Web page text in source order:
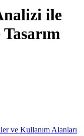
ile
ve Kullanım Alanları